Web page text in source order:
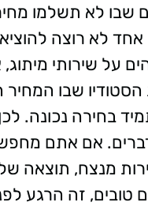
שבו לא תשלמו
לא רוצה
על שירותי
שבו המחיר
בחירה נכונה.
אם אתם
מנצח, תוצאה
טובים, זה הרגע